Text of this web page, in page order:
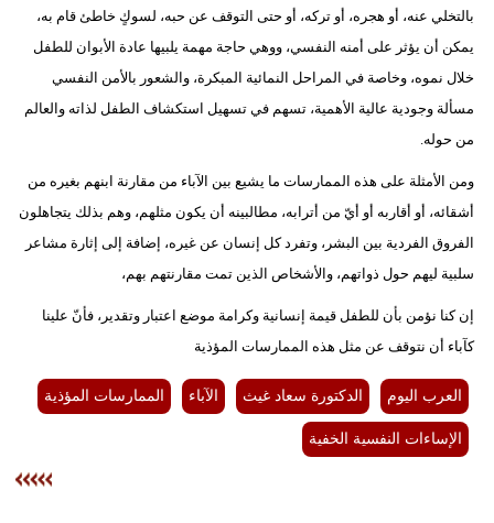
بالتخلي عنه، أو هجره، أو تركه، أو حتى التوقف عن حبه، لسوكٍ خاطئ قام به،
يمكن أن يؤثر على أمنه النفسي، ووهي حاجة مهمة يلبيها عادة الأبوان للطفل
خلال نموه، وخاصة في المراحل النمائية المبكرة، والشعور بالأمن النفسي
مسألة وجودية عالية الأهمية، تسهم في تسهيل استكشاف الطفل لذاته والعالم
من حوله.
ومن الأمثلة على هذه الممارسات ما يشيع بين الآباء من مقارنة ابنهم بغيره من
أشقائه، أو أقاربه أو أيّ من أترابه، مطالبينه أن يكون مثلهم، وهم بذلك يتجاهلون
الفروق الفردية بين البشر، وتفرد كل إنسان عن غيره، إضافة إلى إثارة مشاعر
سلبية ليهم حول ذواتهم، والأشخاص الذين تمت مقارنتهم بهم،
إن كنا نؤمن بأن للطفل قيمة إنسانية وكرامة موضع اعتبار وتقدير، فأنّ علينا
كآباء أن نتوقف عن مثل هذه الممارسات المؤذية
العرب اليوم الدكتورة سعاد غيث الآباء الممارسات المؤذية
الإساءات النفسية الخفية